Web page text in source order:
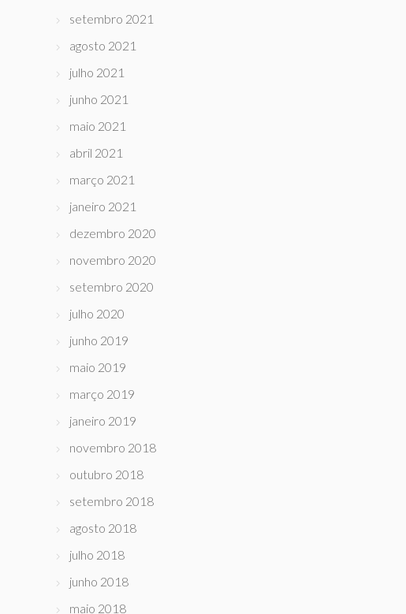
setembro 2021
agosto 2021
julho 2021
junho 2021
maio 2021
abril 2021
março 2021
janeiro 2021
dezembro 2020
novembro 2020
setembro 2020
julho 2020
junho 2019
maio 2019
março 2019
janeiro 2019
novembro 2018
outubro 2018
setembro 2018
agosto 2018
julho 2018
junho 2018
maio 2018